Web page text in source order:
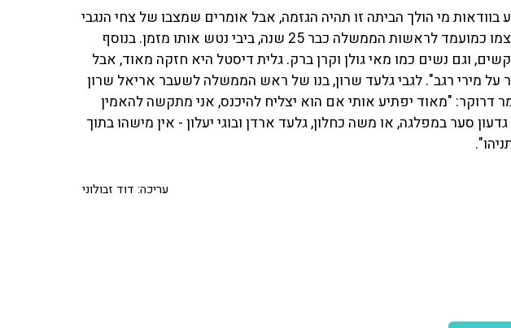
בוודאות מי הולך הביתה זו תהיה הגזמה, אבל אומרים שמצבו של צחי הנגבי
לא טוב - גם אם הוא רואה את עצמו כמועמד לראשות הממשלה כבר 25 שנה, ביבי נטש אותו מזמן. בנוסף
וגם נשים כמו מאי גולן וקרן ברק. גלית דיסטל היא חזקה מאוד, אבל
על מירי רגב". לגבי גלעד שרון, בנו של ראש הממשלה לשעבר אריאל שרון
דרוקר: "מאוד יפתיע אותי אם הוא יצליח להיכנס, אני מתקשה להאמין
סער במפלגה, או משה כחלון, גלעד ארדן ובוגי יעלון - אין מישהו בתוך
עריכה: דוד זבולוני